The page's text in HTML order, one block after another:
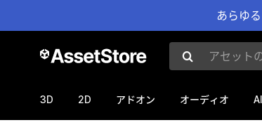
あらゆ
アセットの検索
3D 2D アドオン オーディオ AI